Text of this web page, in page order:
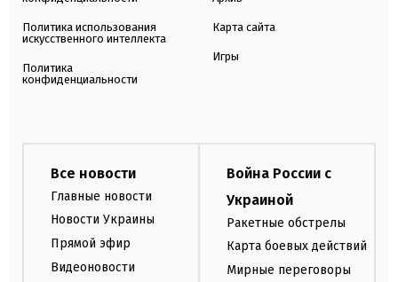
Политика использования
искусственного интеллекта
Политика
конфиденциальности
Карта сайта
Игры
Все новости
Главные новости
Новости Украины
Прямой эфир
Видеоновости
Война России с
Украиной
Ракетные обстрелы
Карта боевых действий
Мирные переговоры